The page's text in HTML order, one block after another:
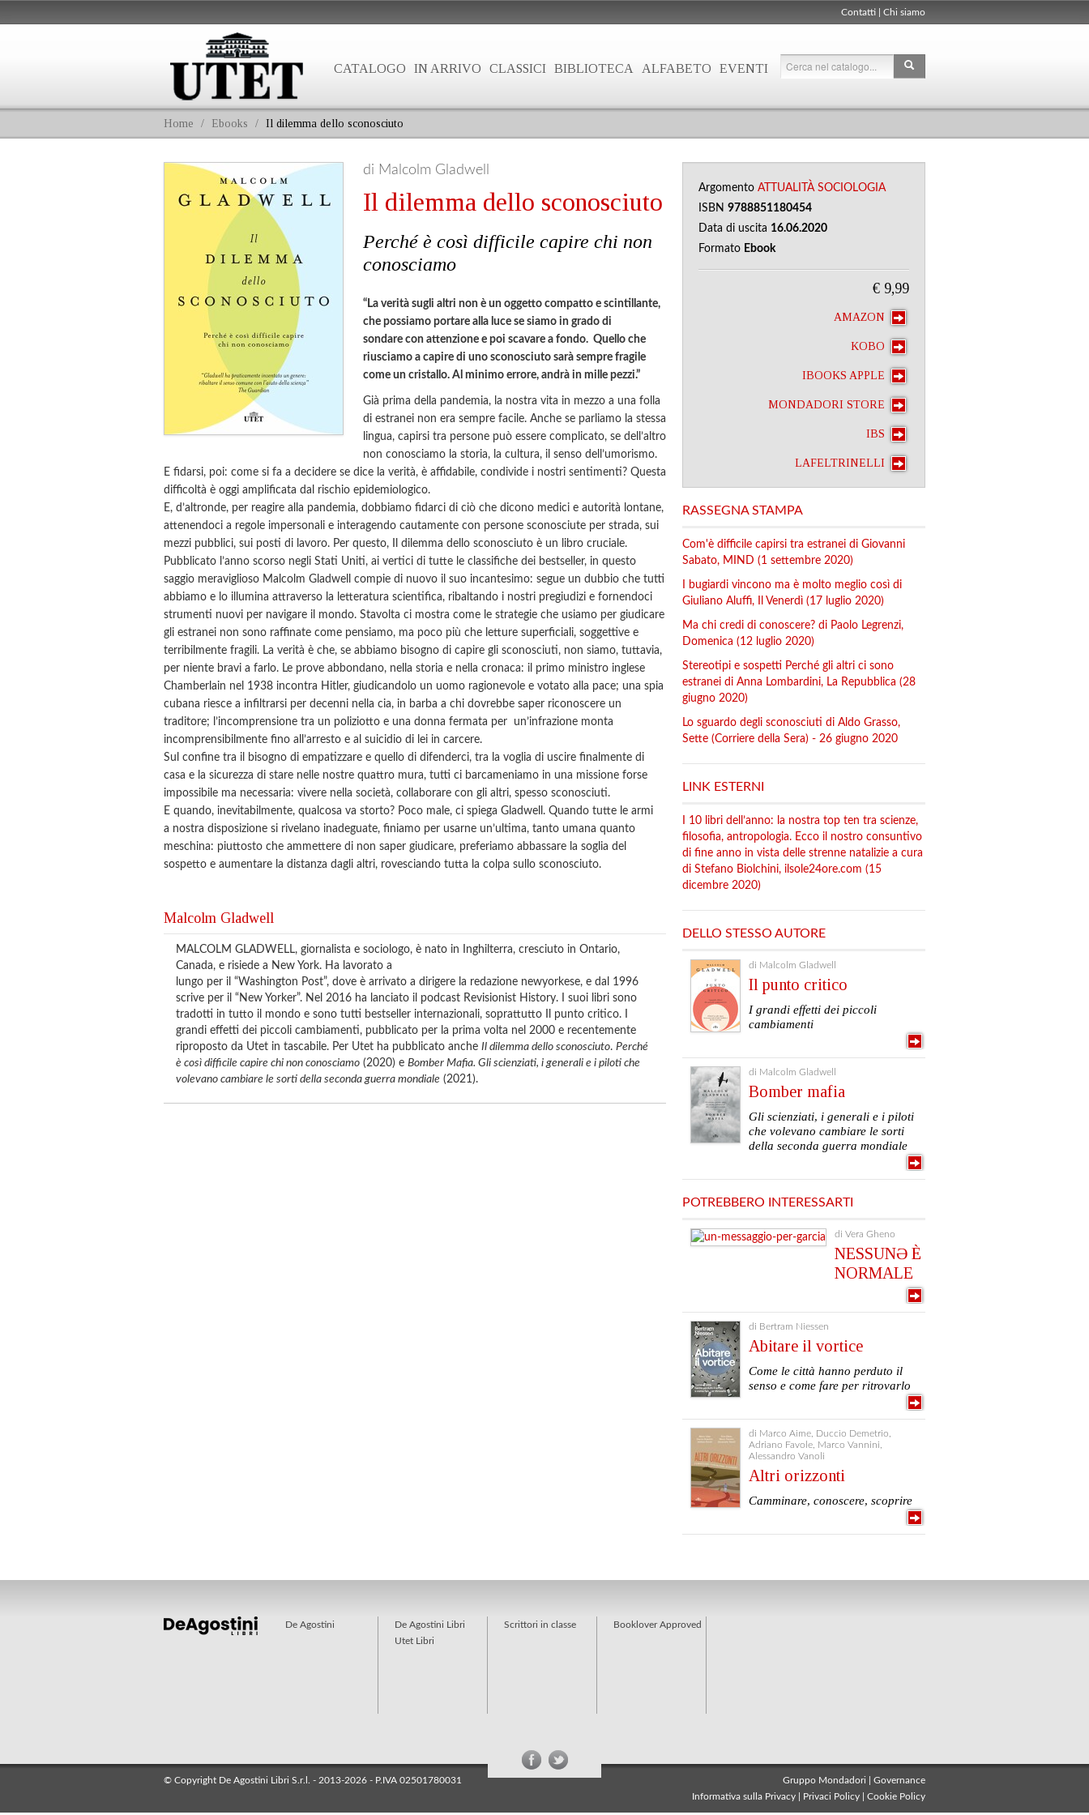
Contatti Chi siamo
CATALOGO IN ARRIVO CLASSICI BIBLIOTECA ALFABETO EVENTI
Home / Ebooks / Il dilemma dello sconosciuto
di Malcolm Gladwell
Il dilemma dello sconosciuto
Perché è così difficile capire chi non
conosciamo
“La verità sugli altri non è un oggetto compatto e scintillante,
che possiamo portare alla luce se siamo in grado di
sondare con attenzione e poi scavare a fondo. Quello che
riusciamo a capire di uno sconosciuto sarà sempre fragile
come un cristallo. Al minimo errore, andrà in mille pezzi.”
Già prima della pandemia, la nostra vita in mezzo a una folla
di estranei non era sempre facile. Anche se parliamo la stessa
lingua, capirsi tra persone può essere complicato, se dell’altro
non conosciamo la storia, la cultura, il senso dell’umorismo.
E fidarsi, poi: come si fa a decidere se dice la verità, è affidabile, condivide i nostri sentimenti? Questa
difficoltà è oggi amplificata dal rischio epidemiologico.
E, d’altronde, per reagire alla pandemia, dobbiamo fidarci di ciò che dicono medici e autorità lontane,
attenendoci a regole impersonali e interagendo cautamente con persone sconosciute per strada, sui
mezzi pubblici, sui posti di lavoro. Per questo, Il dilemma dello sconosciuto è un libro cruciale.
Pubblicato l’anno scorso negli Stati Uniti, ai vertici di tutte le classifiche dei bestseller, in questo
saggio meraviglioso Malcolm Gladwell compie di nuovo il suo incantesimo: segue un dubbio che tutti
abbiamo e lo illumina attraverso la letteratura scientifica, ribaltando i nostri pregiudizi e fornendoci
strumenti nuovi per navigare il mondo. Stavolta ci mostra come le strategie che usiamo per giudicare
gli estranei non sono raffinate come pensiamo, ma poco più che letture superficiali, soggettive e
terribilmente fragili. La verità è che, se abbiamo bisogno di capire gli sconosciuti, non siamo, tuttavia,
per niente bravi a farlo. Le prove abbondano, nella storia e nella cronaca: il primo ministro inglese
Chamberlain nel 1938 incontra Hitler, giudicandolo un uomo ragionevole e votato alla pace; una spia
cubana riesce a infiltrarsi per decenni nella cia, in barba a chi dovrebbe saper riconoscere un
traditore; l’incomprensione tra un poliziotto e una donna fermata per un’infrazione monta
incomprensibilmente fino all’arresto e al suicidio di lei in carcere.
Sul confine tra il bisogno di empatizzare e quello di difenderci, tra la voglia di uscire finalmente di
casa e la sicurezza di stare nelle nostre quattro mura, tutti ci barcameniamo in una missione forse
impossibile ma necessaria: vivere nella società, collaborare con gli altri, spesso sconosciuti.
E quando, inevitabilmente, qualcosa va storto? Poco male, ci spiega Gladwell. Quando tutte le armi
a nostra disposizione si rivelano inadeguate, finiamo per usarne un’ultima, tanto umana quanto
meschina: piuttosto che ammettere di non saper giudicare, preferiamo abbassare la soglia del
sospetto e aumentare la distanza dagli altri, rovesciando tutta la colpa sullo sconosciuto.
Malcolm Gladwell
MALCOLM GLADWELL, giornalista e sociologo, è nato in Inghilterra, cresciuto in Ontario,
Canada, e risiede a New York. Ha lavorato a
lungo per il “Washington Post”, dove è arrivato a dirigere la redazione newyorkese, e dal 1996
scrive per il “New Yorker”. Nel 2016 ha lanciato il podcast Revisionist History. I suoi libri sono
tradotti in tutto il mondo e sono tutti bestseller internazionali, soprattutto Il punto critico. I
grandi effetti dei piccoli cambiamenti, pubblicato per la prima volta nel 2000 e recentemente
riproposto da Utet in tascabile. Per Utet ha pubblicato anche Il dilemma dello sconosciuto. Perché
è così difficile capire chi non conosciamo (2020) e Bomber Mafia. Gli scienziati, i generali e i piloti che
volevano cambiare le sorti della seconda guerra mondiale (2021).
Argomento ATTUALITÀ SOCIOLOGIA
ISBN 9788851180454
Data di uscita 16.06.2020
Formato Ebook
€ 9,99
AMAZON
KOBO
IBOOKS APPLE
MONDADORI STORE
IBS
LAFELTRINELLI
RASSEGNA STAMPA
Com'è difficile capirsi tra estranei di Giovanni
Sabato, MIND (1 settembre 2020)
I bugiardi vincono ma è molto meglio così di
Giuliano Aluffi, Il Venerdì (17 luglio 2020)
Ma chi credi di conoscere? di Paolo Legrenzi,
Domenica (12 luglio 2020)
Stereotipi e sospetti Perché gli altri ci sono
estranei di Anna Lombardini, La Repubblica (28
giugno 2020)
Lo sguardo degli sconosciuti di Aldo Grasso,
Sette (Corriere della Sera) - 26 giugno 2020
LINK ESTERNI
I 10 libri dell’anno: la nostra top ten tra scienze,
filosofia, antropologia. Ecco il nostro consuntivo
di fine anno in vista delle strenne natalizie a cura
di Stefano Biolchini, ilsole24ore.com (15
dicembre 2020)
DELLO STESSO AUTORE
di Malcolm Gladwell
Il punto critico
I grandi effetti dei piccoli
cambiamenti
di Malcolm Gladwell
Bomber mafia
Gli scienziati, i generali e i piloti
che volevano cambiare le sorti
della seconda guerra mondiale
POTREBBERO INTERESSARTI
di Vera Gheno
NESSUNƏ È
NORMALE
di Bertram Niessen
Abitare il vortice
Come le città hanno perduto il
senso e come fare per ritrovarlo
di Marco Aime, Duccio Demetrio,
Adriano Favole, Marco Vannini,
Alessandro Vanoli
Altri orizzonti
Camminare, conoscere, scoprire
De Agostini
De Agostini Libri
Utet Libri
Scrittori in classe Booklover Approved
© Copyright De Agostini Libri S.r.l. - 2013-2026 - P.IVA 02501780031 Gruppo Mondadori
Governance
Informativa sulla Privacy
Privaci Policy Cookie Policy